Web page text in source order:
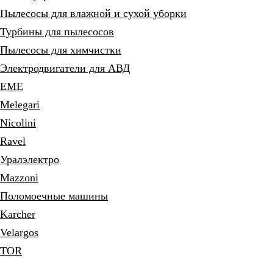
Пылесосы для влажной и сухой уборки
Турбины для пылесосов
Пылесосы для химчистки
Электродвигатели для АВД
EME
Melegari
Nicolini
Ravel
Уралэлектро
Mazzoni
Поломоечные машины
Karcher
Velargos
TOR